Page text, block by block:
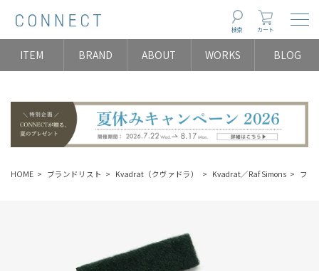
検索 カート
ITEM BRAND ABOUT WORKS BLOG
HOME ブランドリスト Kvadrat（クヴァドラ） Kvadrat／Raf Simons ファ